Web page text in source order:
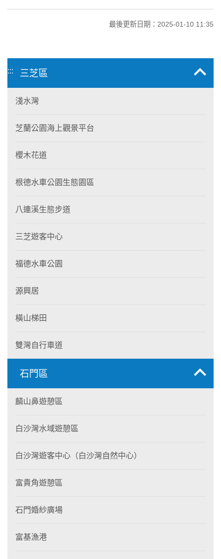
最後更新日期：2025-01-10 11:35
::: 三芝區
淺水灣
芝蘭公園海上觀景平台
櫻木花道
根德水車公園生態園區
八連溪生態步道
三芝遊客中心
福德水車公園
源興居
橫山梯田
雙灣自行車道
石門區
麟山鼻遊憩區
白沙灣水域遊憩區
白沙灣遊客中心（白沙灣自然中心）
富貴角遊憩區
石門婚紗廣場
富基漁港